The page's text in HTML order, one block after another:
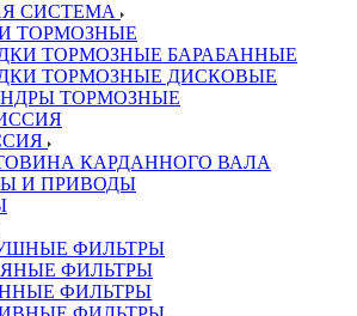
СИСТЕМА
ТОРМОЗНЫЕ
ТОРМОЗНЫЕ БАРАБАННЫЕ
ТОРМОЗНЫЕ ДИСКОВЫЕ
ТОРМОЗНЫЕ
КАРДАННОГО ВАЛА
И ПРИВОДЫ
ФИЛЬТРЫ
ФИЛЬТРЫ
ФИЛЬТРЫ